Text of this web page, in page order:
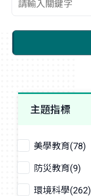
主題指標
美學教育(78)
防災教育(9)
環境科學(262)